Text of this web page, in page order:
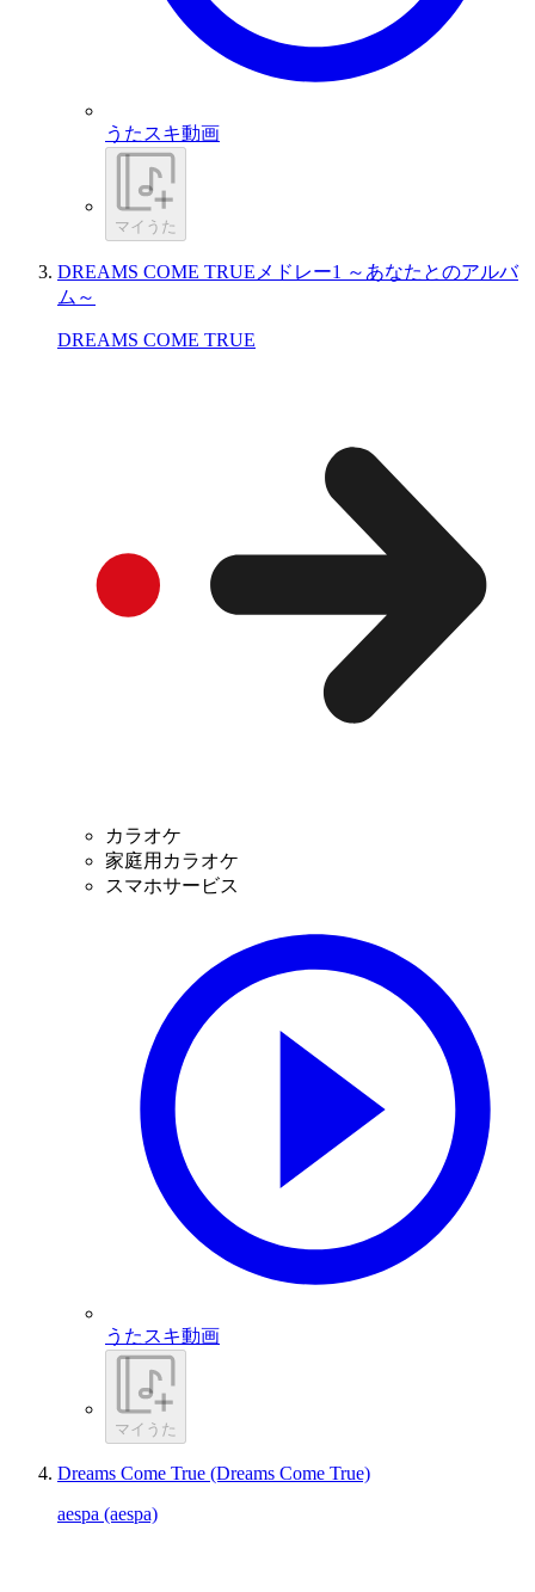
うたスキ動画
マイうた
DREAMS COME TRUEメドレー1 ～あなたとのアルバ
ム～
DREAMS COME TRUE
カラオケ
家庭用カラオケ
スマホサービス
うたスキ動画
マイうた
Dreams Come True (Dreams Come True)
aespa (aespa)